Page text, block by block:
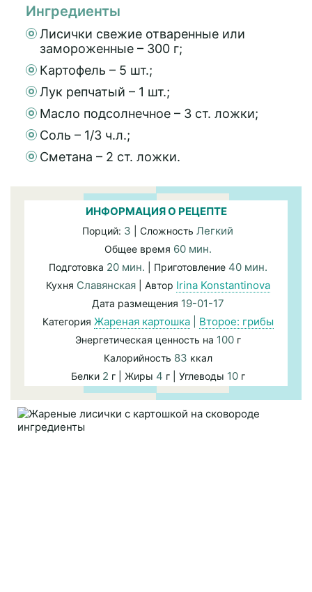
Ингредиенты
Лисички свежие отваренные или
замороженные – 300 г;
Картофель – 5 шт.;
Лук репчатый – 1 шт.;
Масло подсолнечное – 3 ст. ложки;
Соль – 1/3 ч.л.;
Сметана – 2 ст. ложки.
ИНФОРМАЦИЯ О РЕЦЕПТЕ
Порций: 3 | Сложность Легкий
Общее время 60 мин.
Подготовка 20 мин. | Приготовление 40 мин.
Кухня Славянская| Автор Irina Konstantinova
Дата размещения 19-01-17
Категория Жареная картошка| Второе: грибы
Энергетическая ценность на 100г
Калорийность 83 ккал
Белки 2 г | Жиры 4 г | Углеводы 10г